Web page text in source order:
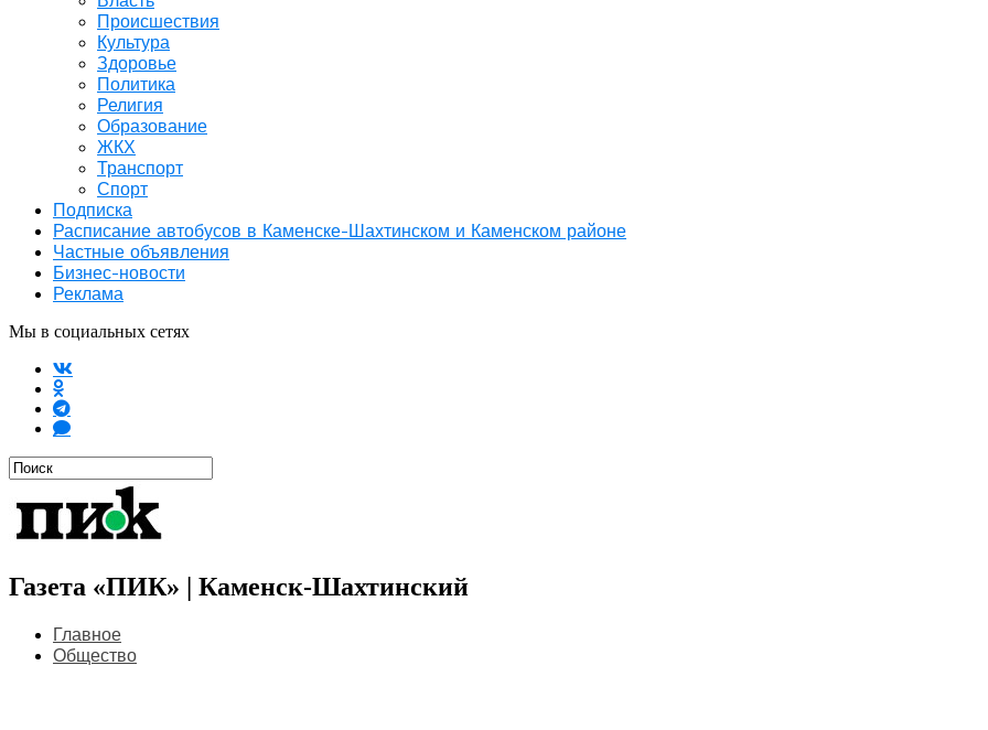
Происшествия
Культура
Здоровье
Политика
Религия
Образование
ЖКХ
Транспорт
Спорт
Подписка
Расписание автобусов в Каменске-Шахтинском и Каменском районе
Частные объявления
Бизнес-новости
Реклама
Мы в социальных сетях
Газета «ПИК» | Каменск-Шахтинский
Главное
Общество